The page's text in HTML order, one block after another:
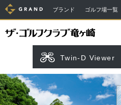
ブランド ゴルフ場一覧
Twin-D Viewer